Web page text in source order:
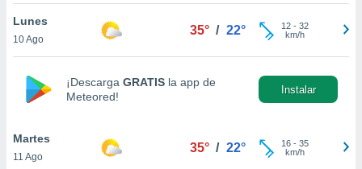
aceptar
de
Lunes
10 Ago
35° / 22° 12- 32
km/h
¡Descarga GRATIS la app de
Meteored!
Instalar
Martes
11 Ago
35° / 22° 16- 35
km/h